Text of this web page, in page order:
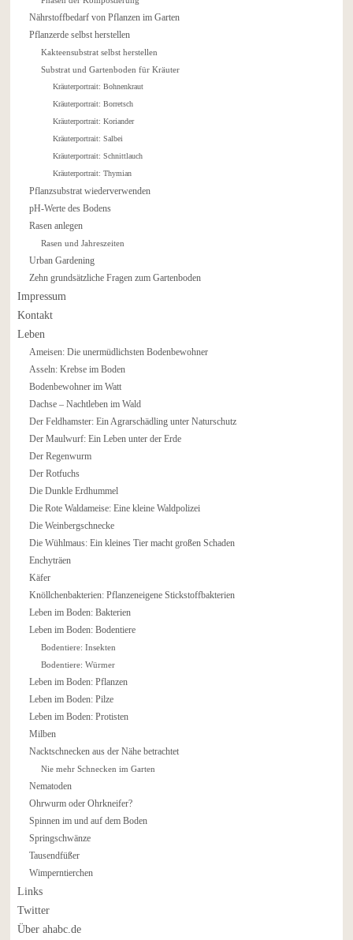
Nährstoffbedarf von Pflanzen im Garten
Pflanzerde selbst herstellen
Kakteensubstrat selbst herstellen
Substrat und Gartenboden für Kräuter
Kräuterportrait: Bohnenkraut
Kräuterportrait: Borretsch
Kräuterportrait: Koriander
Kräuterportrait: Salbei
Kräuterportrait: Schnittlauch
Kräuterportrait: Thymian
Pflanzsubstrat wiederverwenden
pH-Werte des Bodens
Rasen anlegen
Rasen und Jahreszeiten
Urban Gardening
Zehn grundsätzliche Fragen zum Gartenboden
Impressum
Kontakt
Leben
Ameisen: Die unermüdlichsten Bodenbewohner
Asseln: Krebse im Boden
Bodenbewohner im Watt
Dachse – Nachtleben im Wald
Der Feldhamster: Ein Agrarschädling unter Naturschutz
Der Maulwurf: Ein Leben unter der Erde
Der Regenwurm
Der Rotfuchs
Die Dunkle Erdhummel
Die Rote Waldameise: Eine kleine Waldpolizei
Die Weinbergschnecke
Die Wühlmaus: Ein kleines Tier macht großen Schaden
Enchyträen
Käfer
Knöllchenbakterien: Pflanzeneigene Stickstoffbakterien
Leben im Boden: Bakterien
Leben im Boden: Bodentiere
Bodentiere: Insekten
Bodentiere: Würmer
Leben im Boden: Pflanzen
Leben im Boden: Pilze
Leben im Boden: Protisten
Milben
Nacktschnecken aus der Nähe betrachtet
Nie mehr Schnecken im Garten
Nematoden
Ohrwurm oder Ohrkneifer?
Spinnen im und auf dem Boden
Springschwänze
Tausendfüßer
Wimperntierchen
Links
Twitter
Über ahabc.de